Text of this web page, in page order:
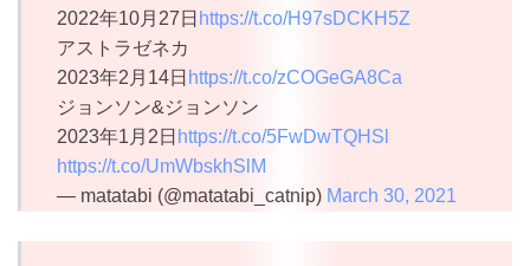
2022年10月27日 https://t.co/H97sDCKH5Z
アストラゼネカ
2023年2月14日 https://t.co/zCOGeGA8Ca
ジョンソン&ジョンソン
2023年1月2日 https://t.co/5FwDwTQHSl
https://t.co/UmWbskhSlM
— matatabi (@matatabi_catnip) March 30, 2021